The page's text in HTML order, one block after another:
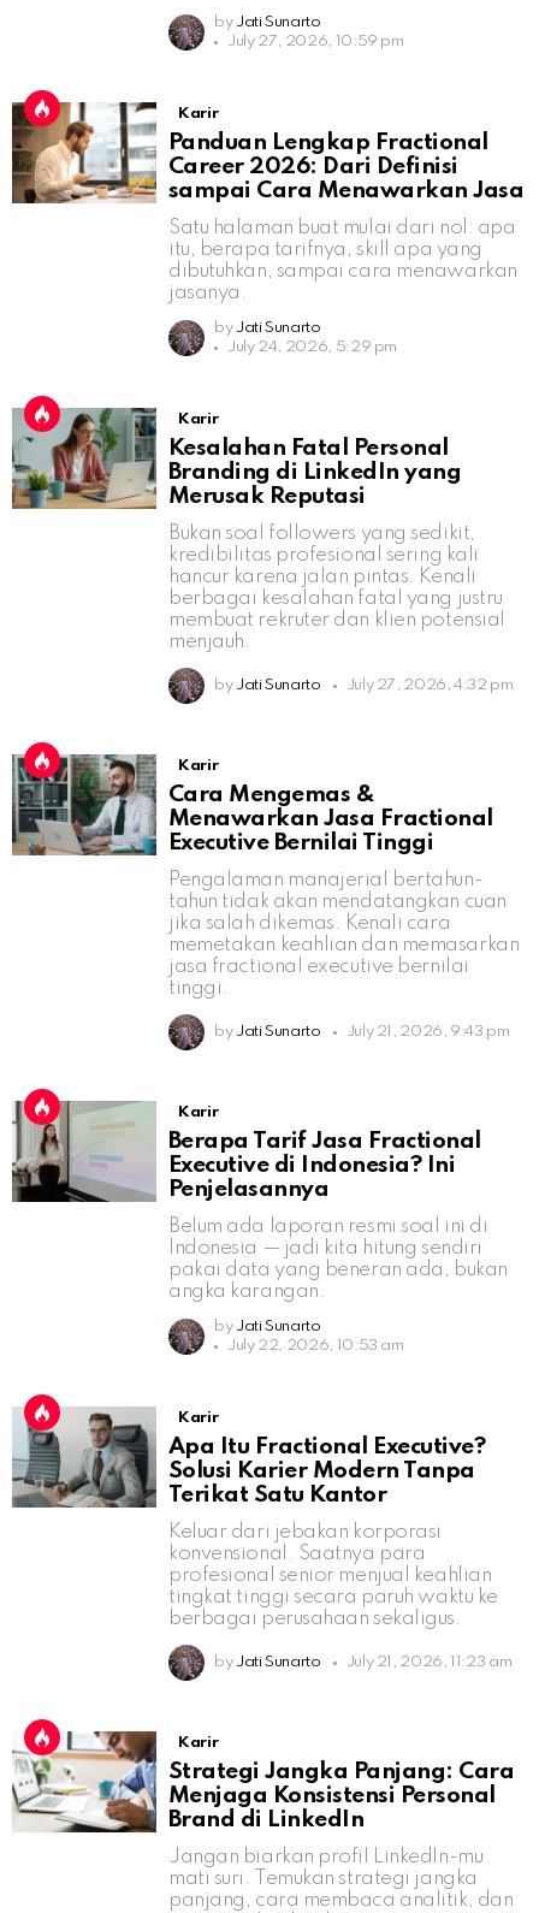
by Jati Sunarto
July 27, 2026, 10:59 pm
Karir
Panduan Lengkap Fractional
Career 2026: Dari Definisi
sampai Cara Menawarkan Jasa
Satu halaman buat mulai dari nol: apa
itu, berapa tarifnya, skill apa yang
dibutuhkan, sampai cara menawarkan
jasanya.
by Jati Sunarto
July 24, 2026, 5:29 pm
Karir
Kesalahan Fatal Personal
Branding di LinkedIn yang
Merusak Reputasi
Bukan soal followers yang sedikit,
kredibilitas profesional sering kali
hancur karena jalan pintas. Kenali
berbagai kesalahan fatal yang justru
membuat rekruter dan klien potensial
menjauh.
by Jati Sunarto July 27, 2026, 4:32 pm
Karir
Cara Mengemas &
Menawarkan Jasa Fractional
Executive Bernilai Tinggi
Pengalaman manajerial bertahun-
tahun tidak akan mendatangkan cuan
jika salah dikemas. Kenali cara
memetakan keahlian dan memasarkan
jasa fractional executive bernilai
tinggi.
by Jati Sunarto July 21, 2026, 9:43 pm
Karir
Berapa Tarif Jasa Fractional
Executive di Indonesia? Ini
Penjelasannya
Belum ada laporan resmi soal ini di
Indonesia — jadi kita hitung sendiri
pakai data yang beneran ada, bukan
angka karangan.
by Jati Sunarto
July 22, 2026, 10:53 am
Karir
Apa Itu Fractional Executive?
Solusi Karier Modern Tanpa
Terikat Satu Kantor
Keluar dari jebakan korporasi
konvensional. Saatnya para
profesional senior menjual keahlian
tingkat tinggi secara paruh waktu ke
berbagai perusahaan sekaligus.
by Jati Sunarto July 21, 2026, 11:23 am
Karir
Strategi Jangka Panjang: Cara
Menjaga Konsistensi Personal
Brand di LinkedIn
Jangan biarkan profil LinkedIn-mu
mati suri. Temukan strategi jangka
panjang, cara membaca analitik, dan